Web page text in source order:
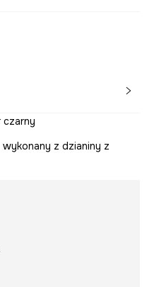
czarny
wykonany z dzianiny z